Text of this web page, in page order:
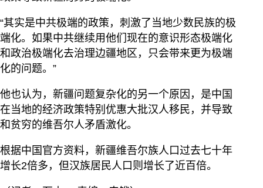
“其实是中共极端的政策，刺激了当地少数民族的极
端化。如果中共继续用他们现在的意识形态极端化
和政治极端化去治理边疆地区，只会带来更为极端
化的问题。”
他也认为，新疆问题复杂化的另一个原因，是中国
在当地的经济政策特别优惠大批汉人移民，并导致
和贫穷的维吾尔人矛盾激化。
根据中国官方资料，新疆维吾尔族人口过去七十年
增长2倍多，但汉族居民人口则增长了近百倍。